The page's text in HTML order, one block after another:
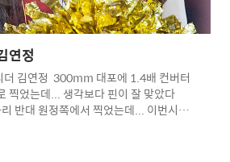
연정
더 김연정 300mm 대포에 1.4배 컨버터
찍었는데... 생각보다 핀이 잘 맞았다
반대 원정쪽에서 찍었는데... 이번시즌
에서 찍어야... Copyright 2012.
be copied without